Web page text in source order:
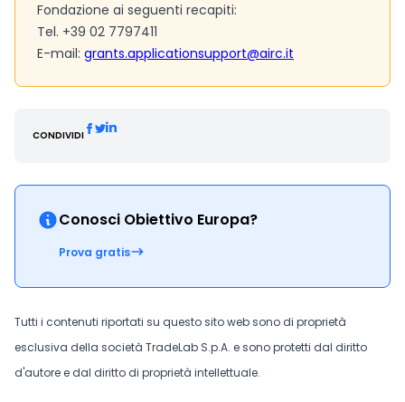
Fondazione ai seguenti recapiti:
Tel. +39 02 7797411
E-mail: grants.applicationsupport@airc.it
CONDIVIDI
Conosci Obiettivo Europa?
Prova gratis
Tutti i contenuti riportati su questo sito web sono di proprietà
esclusiva della società TradeLab S.p.A. e sono protetti dal diritto
d'autore e dal diritto di proprietà intellettuale.